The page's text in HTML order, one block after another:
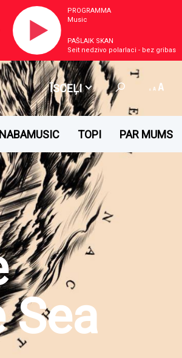
PROGRAMMA
Music
PAŠLAIK SKAN
Seit nedzivo polarlaci - bez gribas
ĪSCEĻI
NABAMUSIC TOPI PAR MUMS
Sea